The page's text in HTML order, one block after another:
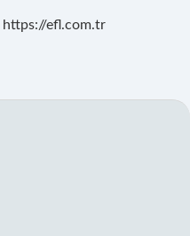
https://efl.com.tr